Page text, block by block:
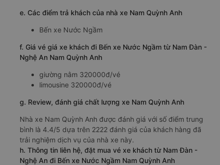
e. Các điểm trả khách của nhà xe Nam Quỳnh Anh
Bến xe Nước Ngầm
f. Giá vé giá xe khách đi Bến xe Nước Ngầm từ Nam Đàn -
Nghệ An Nam Quỳnh Anh
giường nằm 320000đ/vé
limousine 320000đ/vé
g. Review, đánh giá chất lượng xe Nam Quỳnh Anh
Nhà xe Nam Quỳnh Anh được đánh giá với số điểm trung
bình là 4.4/5 dựa trên 2222 đánh giá của khách hàng đã
trải nghiệm dịch vụ của nhà xe này.
h. Thông tin liên hệ, đặt mua vé xe khách từ Nam Đàn -
Nghệ An đi Bến xe Nước Ngầm Nam Quỳnh Anh